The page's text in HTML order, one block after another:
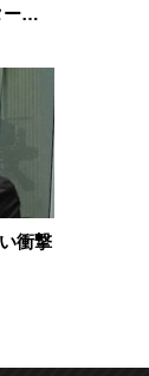
感
を公
衝撃